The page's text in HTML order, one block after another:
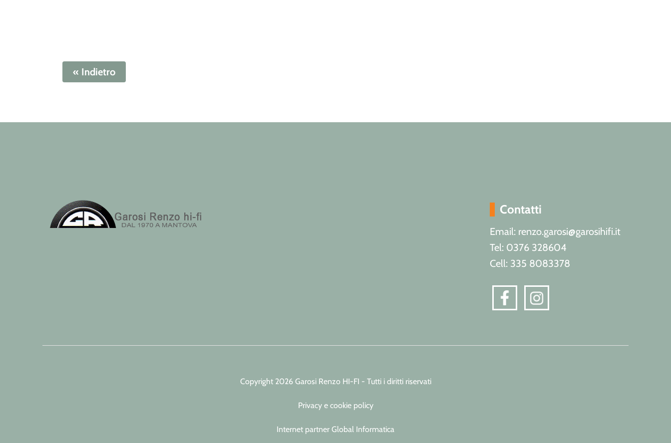
« Indietro
Contatti
Email: renzo.garosi@garosihifi.it
Tel: 0376 328604
Cell: 335 8083378
Copyright 2026 Garosi Renzo HI-FI - Tutti i diritti riservati
Privacy e cookie policy
Internet partner Global Informatica